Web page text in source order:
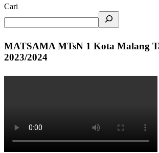
Cari
MATSAMA MTsN 1 Kota Malang
2023/2024